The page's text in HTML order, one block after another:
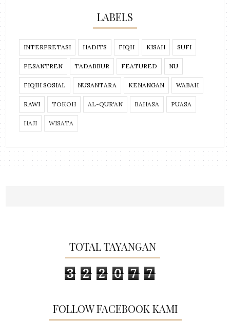
LABELS
INTERPRETASI HADITS FIQH KISAH SUFI
PESANTREN TADABBUR FEATURED NU
FIQIH SOSIAL NUSANTARA KENANGAN WABAH
RAWI TOKOH AL-QUR'AN BAHASA PUASA
HAJI WISATA
TOTAL TAYANGAN
3 2 2 0 7 7
FOLLOW FACEBOOK KAMI